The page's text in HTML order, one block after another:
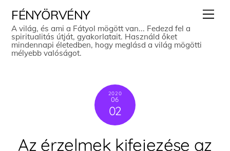
content
FÉNYÖRVÉNY
A világ, és ami a Fátyol mögött van... Fedezd fel a
spiritualitás útját, gyakorlatait. Használd őket
mindennapi életedben, hogy meglásd a világ mögötti
mélyebb valóságot.
2020
06
02
Az érzelmek kifejezése az